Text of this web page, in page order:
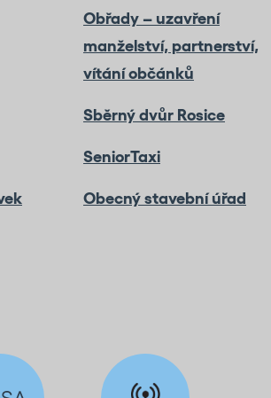
Obřady – uzavření
manželství, partnerství,
vítání občánků
Sběrný dvůr Rosice
SeniorTaxi
Obecný stavební úřad